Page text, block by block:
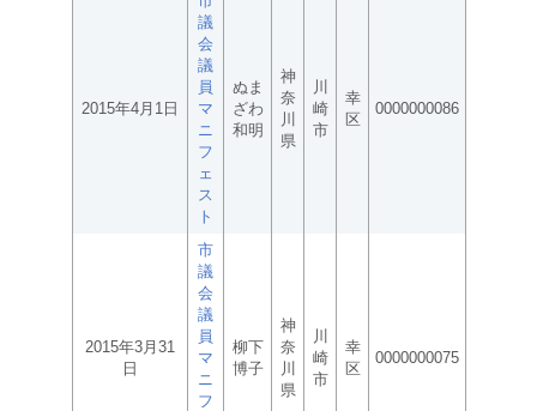
2015年4月1日
議
会
議
員
マ
ニ
フ
ェ
ス
ト
ぬま
ざわ
和明
神
奈
川
県
川
崎
市
幸
区
0000000086
2015年3月31
日
市
議
会
議
員
マ
ニ
フ
柳下
博子
神
奈
川
県
川
崎
市
幸
区
0000000075